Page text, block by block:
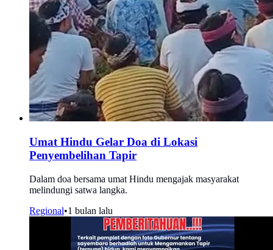
Umat Hindu Gelar Doa di Lokasi
Penyembelihan Tapir
Dalam doa bersama umat Hindu mengajak masyarakat
melindungi satwa langka.
Regional•1 bulan lalu